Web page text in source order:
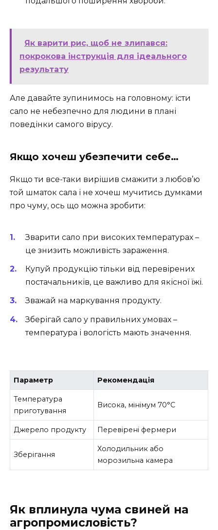
Як варити рис, щоб не злипався:
покрокова інструкція для ідеального
результату
Але давайте зупинимось на головному: їсти
сало не небезпечно для людини в плані
поведінки самого вірусу.
Якщо хочеш убезпечити себе…
Якщо ти все-таки вирішив смажити з любов’ю
той шматок сала і не хочеш мучитись думками
про чуму, ось що можна зробити:
Зварити сало при високих температурах –
це знизить можливість зараження.
Купуй продукцію тільки від перевірених
постачальників, це важливо для якісної їжі.
Зважай на маркування продукту.
Зберігай сало у правильних умовах –
температура і вологість мають значення.
Параметр Рекомендація
Температура
приготування
Висока, мінімум 70°C
Джерело продукту Перевірені фермери
Зберігання
Холодильник або
морозильна камера
Як вплинула чума свиней на
агропромисловість?